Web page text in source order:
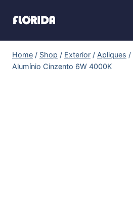
Home / Shop / Exterior / Apliques /
Alumínio Cinzento 6W 4000K